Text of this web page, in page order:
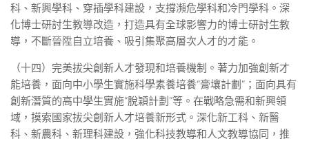
科、新興學科、穿插學科建設，支撐瀕危學科和冷門學科。深
化博士研討生教導改造，打造具有全球影響力的博士研討生教
導，不斷晉陞自立培養、吸引集聚高層次人才的才能。
（十四）完美拔尖創新人才發現和培養機制。著力加強創新才
能培養，面向中小學生實施科學素養培養“膏壤計劃”；面向具有
創新潛質的高中學生實施“脫穎計劃”等。在戰略急需和新興領
域，摸索國家拔尖創新人才培養新形式。深化新工科、新醫
科、新農科、新理科建設，強化科技教導和人文教導協同，推